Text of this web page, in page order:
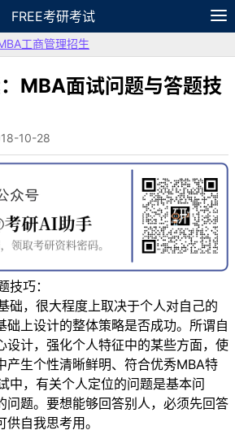
FREE考研考试
APP
工商管理招生
MBA面试问题与答题技
10-28
巧：
，很大程度上取决于个人对自己的
础上设计的整体策略是否成功。所谓自
设计，强化个人特征中的某些方面，使
产生个性清晰鲜明、符合优秀MBA特
中，有关个人定位的问题是基本问
问题。要想能够回答别人，必须先回答
自我思考用。